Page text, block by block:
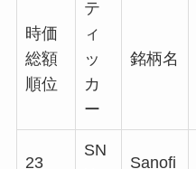
時価
総額
順位
テ
ィ
ッ
カ
ー
銘柄名
23
SN
Sanofi